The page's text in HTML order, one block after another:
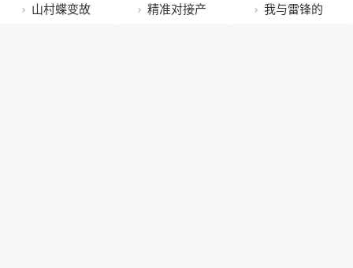
将一线变课堂 山街道掀起法
启动 院士开讲 有：在孩子心 找好！
2023年春季农 沉浸式实习实 故事④ | 朱
山村蝶变故 精准对接产 我与雷锋的